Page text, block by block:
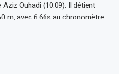
Ouhadi (10.09). Il détient
m, avec 6.66s au chronomètre.